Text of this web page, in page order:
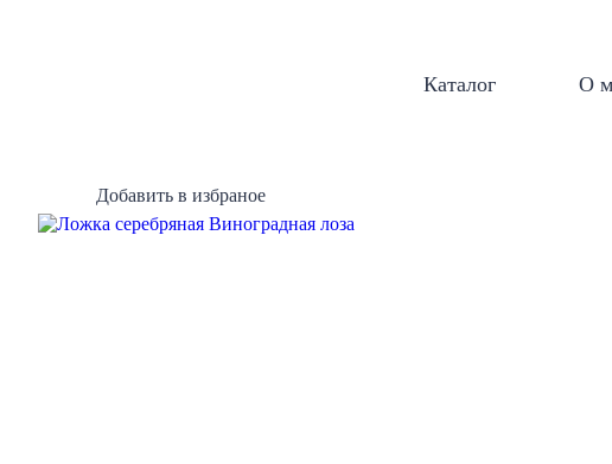
Каталог О
Добавить в избраное